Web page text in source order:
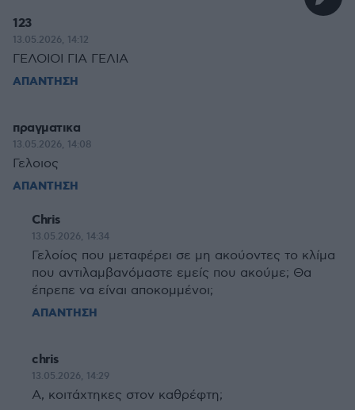
123
13.05.2026, 14:12
ΓΕΛΟΙΟΙ ΓΙΑ ΓΕΛΙΑ
ΑΠΑΝΤΗΣΗ
πραγματικα
13.05.2026, 14:08
Γελοιος
ΑΠΑΝΤΗΣΗ
Chris
13.05.2026, 14:34
Γελοίος που μεταφέρει σε μη ακούοντες το κλίμα
που αντιλαμβανόμαστε εμείς που ακούμε; Θα
έπρεπε να είναι αποκομμένοι;
ΑΠΑΝΤΗΣΗ
chris
13.05.2026, 14:29
Α, κοιτάχτηκες στον καθρέφτη;